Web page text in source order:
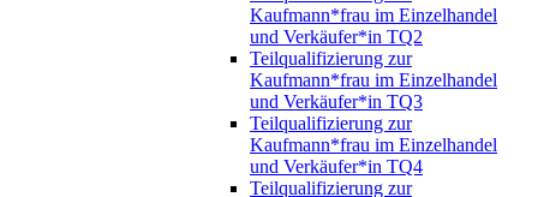
Kaufmann*frau im Einzelhandel
und Verkäufer*in TQ2
Teilqualifizierung zur
Kaufmann*frau im Einzelhandel
und Verkäufer*in TQ3
Teilqualifizierung zur
Kaufmann*frau im Einzelhandel
und Verkäufer*in TQ4
Teilqualifizierung zur